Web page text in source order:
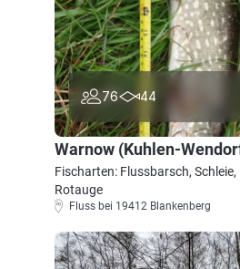
76 44
Warnow (Kuhlen-
Fischarten: Flussbarsch, Schleie,
Rotauge
Fluss bei 19412 Blankenberg